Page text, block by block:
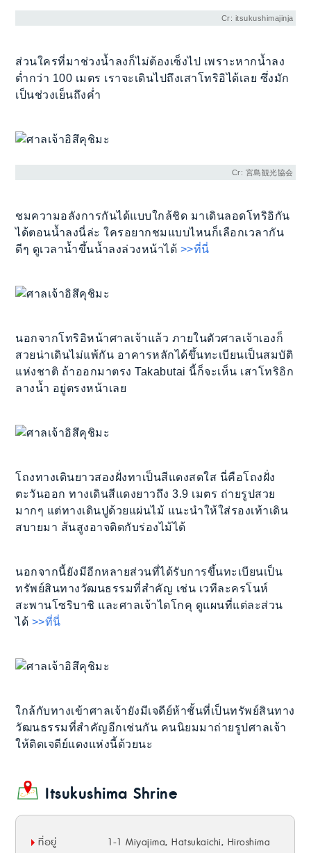
Cr: itsukushimajinja
ส่วนใครที่มาช่วงน้ำลงก็ไม่ต้องเซ็งไป เพราะหากน้ำลง
ต่ำกว่า 100 เมตร เราจะเดินไปถึงเสาโทริอิได้เลย ซึ่งมัก
เป็นช่วงเย็นถึงค่ำ
Cr: 宮島観光協会
ชมความอลังการกันได้แบบใกล้ชิด มาเดินลอดโทริอิกัน
ได้ตอนน้ำลงนี่ล่ะ ใครอยากชมแบบไหนก็เลือกเวลากัน
ดีๆ ดูเวลาน้ำขึ้นน้ำลงล่วงหน้าได้ >>ที่นี่
นอกจากโทริอิหน้าศาลเจ้าแล้ว ภายในตัวศาลเจ้าเองก็
สวยน่าเดินไม่แพ้กัน อาคารหลักได้ขึ้นทะเบียนเป็นสมบัติ
แห่งชาติ ถ้าออกมาตรง Takabutai นี้ก็จะเห็น เสาโทริอิก
ลางน้ำ อยู่ตรงหน้าเลย
โถงทางเดินยาวสองฝั่งทาเป็นสีแดงสดใส นี่คือโถงฝั่ง
ตะวันออก ทางเดินสีแดงยาวถึง 3.9 เมตร ถ่ายรูปสวย
มากๆ แต่ทางเดินปูด้วยแผ่นไม้ แนะนำให้ใส่รองเท้าเดิน
สบายมา ส้นสูงอาจติดกับร่องไม้ได้
นอกจากนี้ยังมีอีกหลายส่วนที่ได้รับการขึ้นทะเบียนเป็น
ทรัพย์สินทางวัฒนธรรมที่สำคัญ เช่น เวทีละครโนห์
สะพานโซริบาชิ และศาลเจ้าไดโกคุ ดูแผนที่แต่ละส่วน
ได้ >>ที่นี่
ใกล้กับทางเข้าศาลเจ้ายังมีเจดีย์ห้าชั้นที่เป็นทรัพย์สินทาง
วัฒนธรรมที่สำคัญอีกเช่นกัน คนนิยมมาถ่ายรูปศาลเจ้า
ให้ติดเจดีย์แดงแห่งนี้ด้วยนะ
Itsukushima Shrine
ที่อยู่
1-1 Miyajima, Hatsukaichi, Hiroshima